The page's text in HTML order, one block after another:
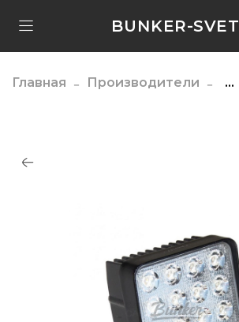
BUNKER-SVET
Главная Производители ...